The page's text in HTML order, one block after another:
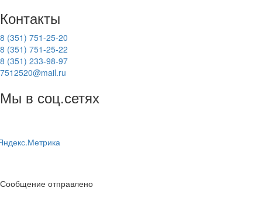
Контакты
8 (351) 751-25-20
8 (351) 751-25-22
8 (351) 233-98-97
7512520@mail.ru
Мы в соц.сетях
Сообщение отправлено